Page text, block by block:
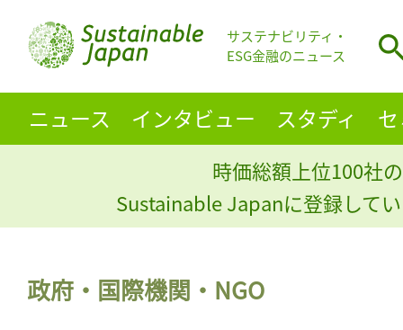
サステナビリティ・
ESG金融のニュース
ニュース インタビュー スタディ
時価総額上位100社
Sustainable Japanに登録して
政府・国際機関・NGO